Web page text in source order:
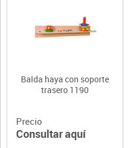
Balda haya con soporte
trasero 1190
Precio
Consultar aquí